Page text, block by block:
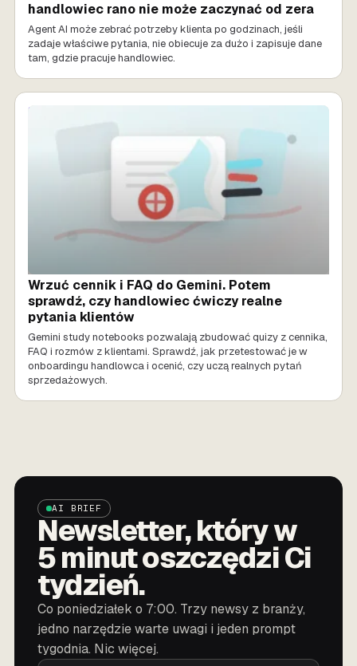
handlowiec rano nie może zaczynać od zera
Agent AI może zebrać potrzeby klienta po godzinach, jeśli
zadaje właściwe pytania, nie obiecuje za dużo i zapisuje dane
tam, gdzie pracuje handlowiec.
SPRZEDAŻ AI
Wrzuć cennik i FAQ do Gemini. Potem
sprawdź, czy handlowiec ćwiczy realne
pytania klientów
Gemini study notebooks pozwalają zbudować quizy z cennika,
FAQ i rozmów z klientami. Sprawdź, jak przetestować je w
onboardingu handlowca i ocenić, czy uczą realnych pytań
sprzedażowych.
AI BRIEF
Newsletter, który w
5 minut oszczędzi Ci
tydzień.
Co poniedziałek o 7:00. Trzy newsy z branży,
jedno narzędzie warte uwagi i jeden prompt
tygodnia. Nic więcej.